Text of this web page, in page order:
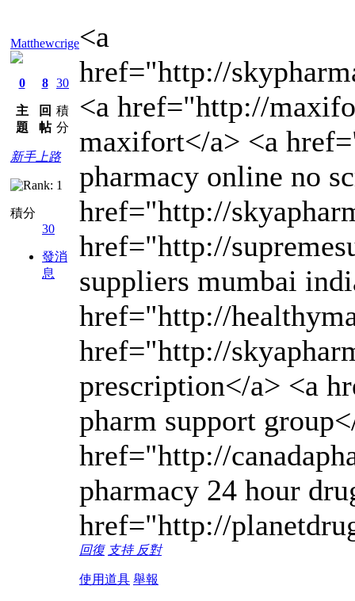
Matthewcrige
0
主
題
8
回
帖
30
積
分
新手上路
積分
30
發消
息
<a
href="http://
<a href="http://
maxifort</a> <a
pharmacy online no
href="http://
href="http://
suppliers mumbai
href="http://
href="http://
prescription</a> <a
pharm support
href="http://
pharmacy 24 hour
href="http://
回復 支持 反對
使用道具 舉報